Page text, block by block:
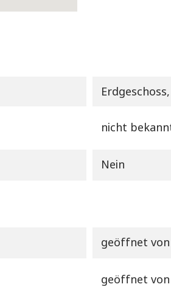
nicht
Nein
geöffnet
geöffnet